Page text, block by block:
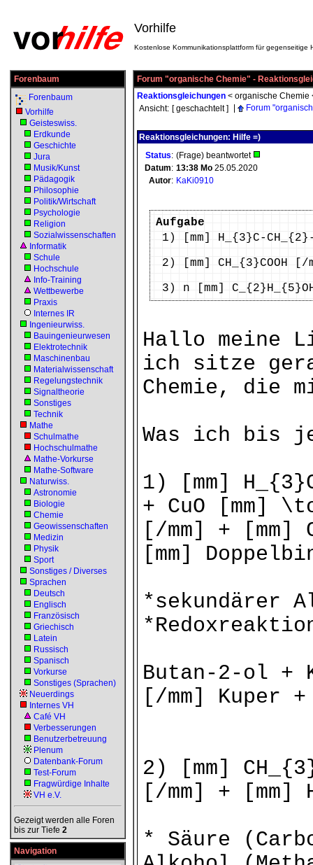
Vorhilfe
Kostenlose Kommunikationsplattform für gegenseitige
Forenbaum
Forenbaum
Vorhilfe
Geisteswiss.
Erdkunde
Geschichte
Jura
Musik/Kunst
Pädagogik
Philosophie
Politik/Wirtschaft
Psychologie
Religion
Sozialwissenschaften
Informatik
Schule
Hochschule
Info-Training
Wettbewerbe
Praxis
Internes IR
Ingenieurwiss.
Bauingenieurwesen
Elektrotechnik
Maschinenbau
Materialwissenschaft
Regelungstechnik
Signaltheorie
Sonstiges
Technik
Mathe
Schulmathe
Hochschulmathe
Mathe-Vorkurse
Mathe-Software
Naturwiss.
Astronomie
Biologie
Chemie
Geowissenschaften
Medizin
Physik
Sport
Sonstiges / Diverses
Sprachen
Deutsch
Englisch
Französisch
Griechisch
Latein
Russisch
Spanisch
Vorkurse
Sonstiges (Sprachen)
Neuerdings
Internes VH
Café VH
Verbesserungen
Benutzerbetreuung
Plenum
Datenbank-Forum
Test-Forum
Fragwürdige Inhalte
VH e.V.
Gezeigt werden alle Foren
bis zur Tiefe 2
Navigation
Forum "organische Chemie" -
Reaktionsgleichungen < organische Chemie
Ansicht: [ geschachtelt ] Forum
Reaktionsgleichungen: Hilfe =)
Status: (Frage) beantwortet
Datum: 13:38 Mo 25.05.2020
Autor: KaKi0910
Aufgabe
1) [mm] H_{3}C-
2) [mm] CH_{3}COOH
3) n [mm]
Hallo meine
ich sitze
Chemie, die
Was ich bis
1) [mm]
+ CuO [mm]
[/mm] + [mm]
[mm]
*sekundärer
Butan-2-ol +
[/mm] Kuper
2) [mm]
[/mm] +
* Säure